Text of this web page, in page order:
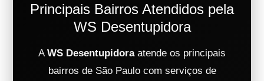
Principais Bairros Atendidos pela
WS Desentupidora
A WS Desentupidoraatende os principais
bairros de São Paulo com serviços de